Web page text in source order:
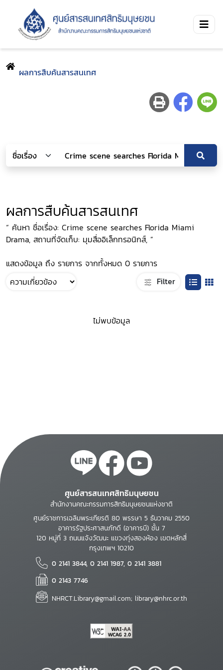
ผลการสืบค้นสารสนเทศ
ผลการสืบค้นสารสนเทศ
“ ค้นหา ชื่อเรื่อง: Crime scene searches Florida Miami
Drama, สถานที่จัดเก็บ: มุมสื่ออิเล็กทรอนิกส์, ”
แสดงข้อมูล ถึง รายการ จากทั้งหมด 0 รายการ
Filter
ไม่พบข้อมูล
ศูนย์สารสนเทศสิทธิมนุษยชน
สำนักงานคณะกรรมการสิทธิมนุษยชนแห่งชาติ
ศูนย์ราชการเฉลิมพระเกียรติ 80 พรรษา 5 ธันวาคม 2550
อาคารรัฐประศาสนภักดี (อาคารบี) ชั้น 7
120 หมู่ที่ 3 ถนนแจ้งวัฒนะ แขวงทุ่งสองห้อง เขตหลักสี่
กรุงเทพฯ 10210
0 2141 3844, 0 2141 1987, 0 2141 3881
0 2143 7746
NHRCT.Library@gmail.com; library@nhrc.or.th